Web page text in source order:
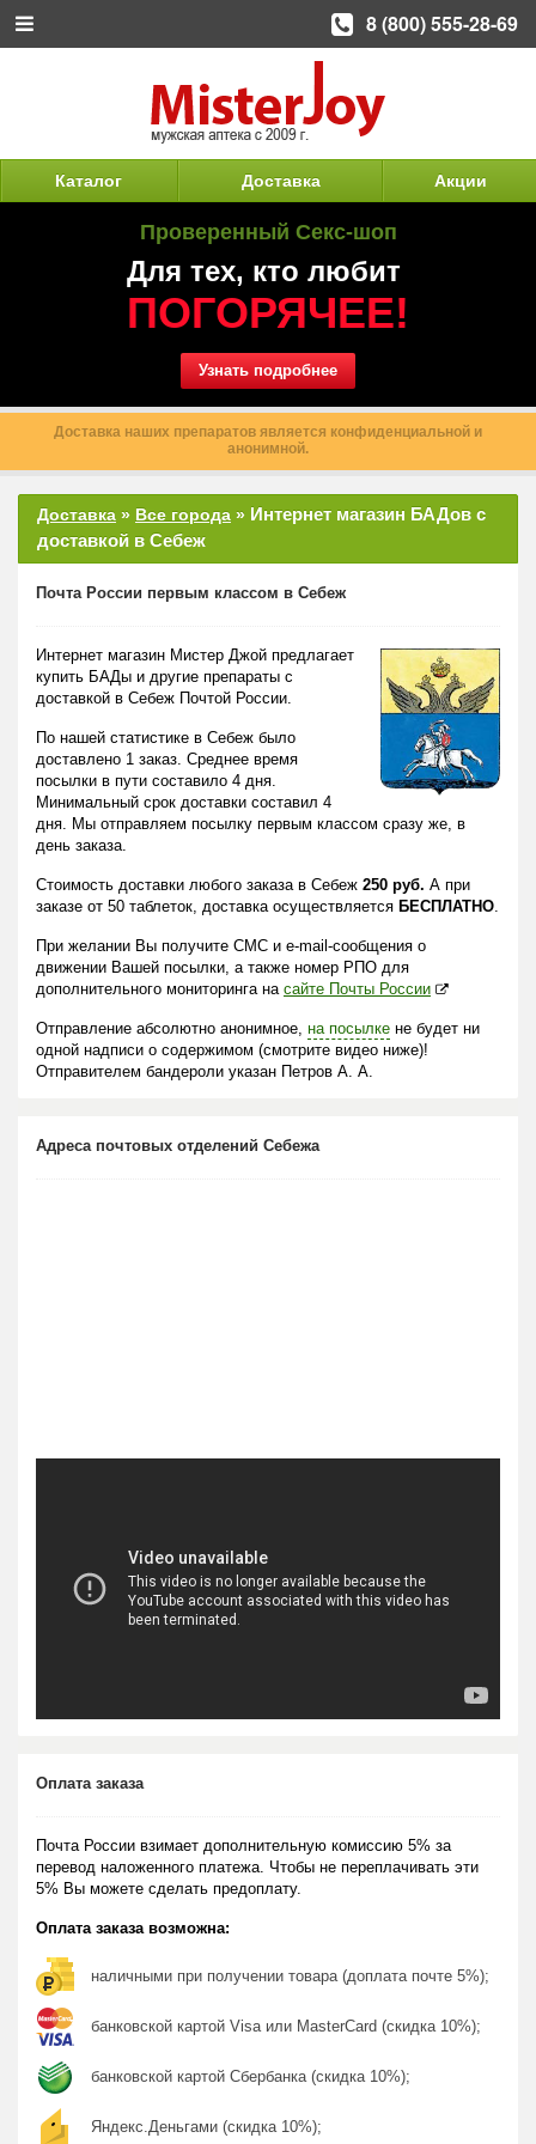
Каталог Доставка Акции
Проверенный Секс-шоп
Для тех, кто любит
ПОГОРЯЧЕЕ!
Узнать подробнее
Доставка наших препаратов является конфиденциальной и
анонимной.
Доставка » Все города » Интернет магазин БАДов с
доставкой в Себеж
Почта России первым классом в Себеж
Интернет магазин Мистер Джой предлагает
купить БАДы и другие препараты с
доставкой в Себеж Почтой России.
По нашей статистике в Себеж было
доставлено 1 заказ. Среднее время
посылки в пути составило 4 дня.
Минимальный срок доставки составил 4
дня. Мы отправляем посылку первым классом сразу же, в
день заказа.
Стоимость доставки любого заказа в Себеж 250 руб. А при
заказе от 50 таблеток, доставка осуществляется БЕСПЛАТНО.
При желании Вы получите СМС и e-mail-сообщения о
движении Вашей посылки, а также номер РПО для
дополнительного мониторинга на сайте Почты России
Отправление абсолютно анонимное, на посылке не будет ни
одной надписи о содержимом (смотрите видео ниже)!
Отправителем бандероли указан Петров А. А.
Адреса почтовых отделений Себежа
Оплата заказа
Почта России взимает дополнительную комиссию 5% за
перевод наложенного платежа. Чтобы не переплачивать эти
5% Вы можете сделать предоплату.
Оплата заказа возможна:
наличными при получении товара (доплата почте 5%);
банковской картой Visa или MasterCard (скидка 10%);
банковской картой Сбербанка (скидка 10%);
Яндекс.Деньгами (скидка 10%);
8 (800) 555-28-69